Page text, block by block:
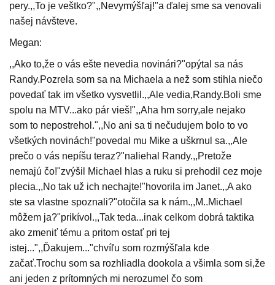
pery.,,To je veštko?",,Nevymýšľaj!"a ďalej sme sa venovali
našej návšteve.
Megan:
,,Ako to,že o vás ešte nevedia novinári?"opýtal sa nás
Randy.Pozrela som sa na Michaela a než som stihla niečo
povedať tak im všetko vysvetlil.,,Ale vedia,Randy.Boli sme
spolu na MTV...ako pár vieš!",,Aha hm sorry,ale nejako
som to nepostrehol.",,No ani sa ti nečudujem bolo to vo
všetkých novinách!"povedal mu Mike a uškrnul sa.,,Ale
prečo o vás nepíšu teraz?"naliehal Randy.,,Pretože
nemajú čo!"zvýšil Michael hlas a ruku si prehodil cez moje
plecia.,,No tak už ich nechajte!"hovorila im Janet.,,A ako
ste sa vlastne spoznali?"otočila sa k nám.,,M..Michael
môžem ja?"prikívol.,,Tak teda...inak celkom dobrá taktika
ako zmeniť tému a pritom ostať pri tej
istej...",,Ďakujem..."chvíľu som rozmýšľala kde
začať.Trochu som sa rozhliadla dookola a všimla som si,že
ani jeden z prítomných mi nerozumel čo som